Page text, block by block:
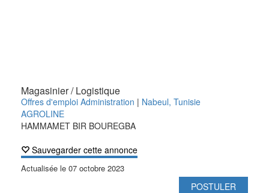
Magasinier / Logistique
Offres d'emploi Administration | Nabeul, Tunisie
AGROLINE
HAMMAMET BIR BOUREGBA
Sauvegarder cette annonce
Actualisée le 07 octobre 2023
POSTULER